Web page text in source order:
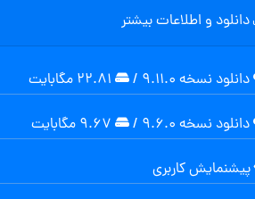
دانلود و اطلاعات بیشتر
دانلود نسخه ۹.۱۱.۰ /
دانلود نسخه ۹.۶.۰ /
پیشنمایش کاربری